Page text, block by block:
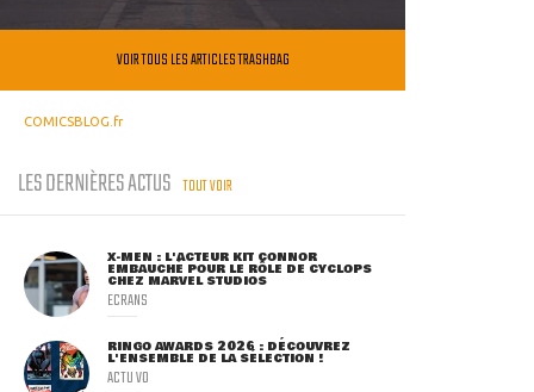
VOIR TOUS LES ARTICLES TRASHBAG
COMICSBLOG.fr
LES DERNIÈRES ACTUS TOUT VOIR
X-MEN : L'ACTEUR KIT CONNOR
EMBAUCHÉ POUR LE RÔLE DE CYCLOPS
CHEZ MARVEL STUDIOS
ECRANS
RINGO AWARDS 2026 : DÉCOUVREZ
L'ENSEMBLE DE LA SÉLECTION !
ACTU VO